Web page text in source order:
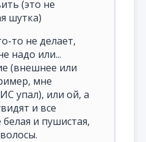
(это не
шутка)
то не делает,
надо или...
(внешнее или
мне
упал), или ой, а
и все
и пушистая,